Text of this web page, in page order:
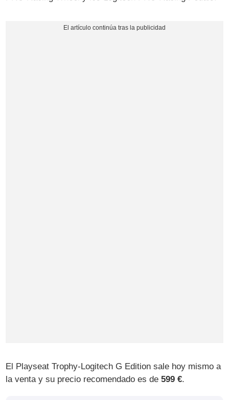
El Playseat Trophy-Logitech G Edition sale hoy mismo a
la venta y su precio recomendado es de599 €.